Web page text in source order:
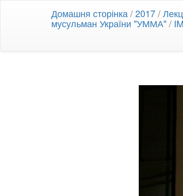
Домашня сторінка /2017/
мусульман України "УММА"/